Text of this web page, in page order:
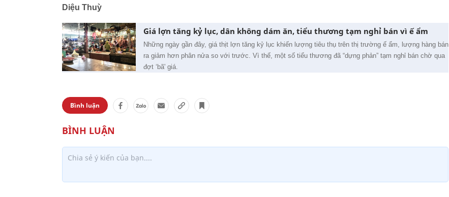
Diệu Thuỳ
Giá lợn tăng kỷ lục, dân không dám ăn, tiểu thương tạm nghỉ bán vì ế ẩm
Những ngày gần đây, giá thịt lợn tăng kỷ lục khiến lượng tiêu thụ trên thị trường ế ẩm, lượng hàng bán
ra giảm hơn phân nửa so với trước. Vì thế, một số tiểu thương đã “dựng phản” tạm nghỉ bán chờ qua
đợt ‘bã' giá.
Bình luận